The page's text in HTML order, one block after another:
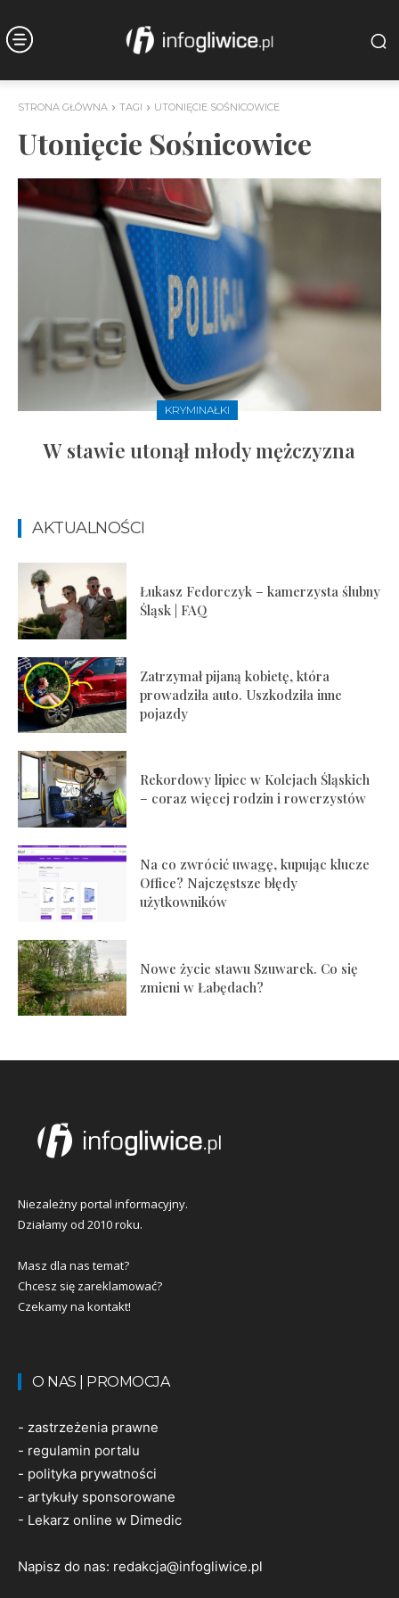
STRONA GŁÓWNA TAGI UTONIĘCIE SOŚNICOWICE
Utonięcie Sośnicowice
KRYMINAŁKI
W stawie utonął młody mężczyzna
AKTUALNOŚCI
Łukasz Fedorczyk – kamerzysta ślubny
Śląsk | FAQ
Zatrzymał pijaną kobietę, która
prowadziła auto. Uszkodziła inne
pojazdy
Rekordowy lipiec w Kolejach Śląskich
– coraz więcej rodzin i rowerzystów
Na co zwrócić uwagę, kupując klucze
Office? Najczęstsze błędy
użytkowników
Nowe życie stawu Szuwarek. Co się
zmieni w Łabędach?
Niezależny portal informacyjny.
Działamy od 2010 roku.
Masz dla nas temat?
Chcesz się zareklamować?
Czekamy na kontakt!
O NAS | PROMOCJA
- zastrzeżenia prawne
- regulamin portalu
- polityka prywatności
- artykuły sponsorowane
- Lekarz online w Dimedic
Napisz do nas: redakcja@infogliwice.pl